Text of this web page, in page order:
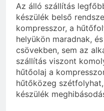
Az álló szállítás
készülék belső
kompresszor, a
helyükön maradnak,
csövekben, sem az
szállítás viszont
hűtőolaj a
hűtőközeg
készülék